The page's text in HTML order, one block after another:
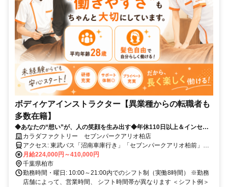
ボディケアインストラクター【異業種からの転職者も
多数在籍】
◆あなたの“想い”が、人の笑顔を生み出す◆年休110日以上＆インセン
有 カラダファクトリー セブンパークアリオ柏店
アクセス: 東武バス「沼南車庫行き」「セブンパークアリオ柏前」で
下車 JR常磐線「我孫子」駅北口より、無料シャトルバス「セブンパ
ークアリオ柏前」で下車
月給224,000円～410,000円
千葉県柏市
勤務時間・曜日: 10:00～21:00内でのシフト制（実働8時間） ※勤務
店舗によって、営業時間、 シフト時間帯が異なります ＜シフト例＞